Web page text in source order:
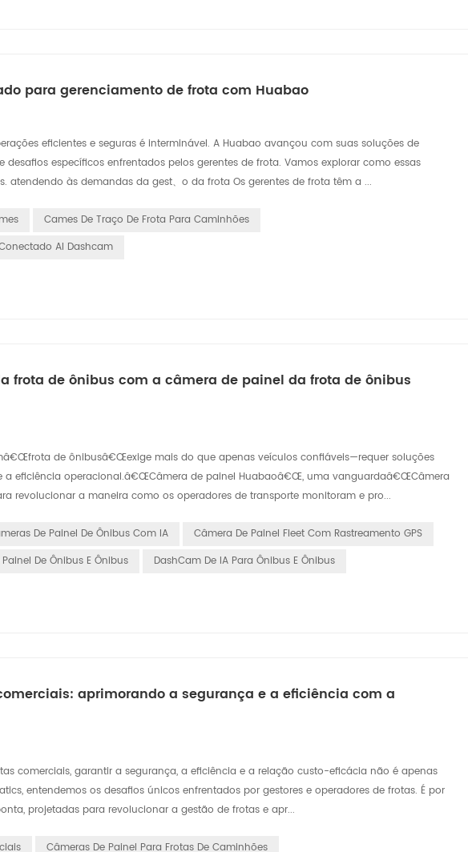
para gerenciamento de frota com Huabao
eficientes e seguras é interminável. A Huabao avançou com suas soluções de
específicos enfrentados pelos gerentes de frota. Vamos explorar como essas
atendendo às demandas da gest、o da frota Os gerentes de frota têm a ...
Cames De Traço De Frota Para Caminhões
AI Dashcam
frota de ônibus com a câmera de painel da frota de ônibus
de ônibusâ€Œexige mais do que apenas veículos confiáveis—requer soluções
a eficiência operacional.â€ŒCâmera de painel Huabaoâ€Œ, uma vanguardaâ€ŒCâmera
revolucionar a maneira como os operadores de transporte monitoram e pro...
De Painel De Ônibus Com IA
Câmera De Painel Fleet Com Rastreamento GPS
De Ônibus E Ônibus DashCam De IA Para Ônibus E Ônibus
aprimorando a segurança e a eficiência com a
comerciais, garantir a segurança, a eficiência e a relação custo-eficácia não é apenas
entendemos os desafios únicos enfrentados por gestores e operadores de frotas. É por
projetadas para revolucionar a gestão de frotas e apr...
Câmeras De Painel Para Frotas De Caminhões